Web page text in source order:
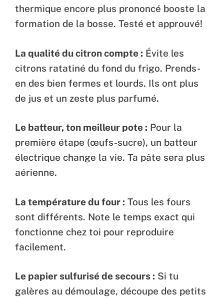
thermique encore plus prononcé booste la
formation de la bosse. Testé et approuvé!
La qualité du citron compte : Évite les
citrons ratatiné du fond du frigo. Prends-
en des bien fermes et lourds. Ils ont plus
de jus et un zeste plus parfumé.
Le batteur, ton meilleur pote : Pour la
première étape (œufs-sucre), un batteur
électrique change la vie. Ta pâte sera plus
aérienne.
La température du four : Tous les fours
sont différents. Note le temps exact qui
fonctionne chez toi pour reproduire
facilement.
Le papier sulfurisé de secours : Si tu
galères au démoulage, découpe des petits